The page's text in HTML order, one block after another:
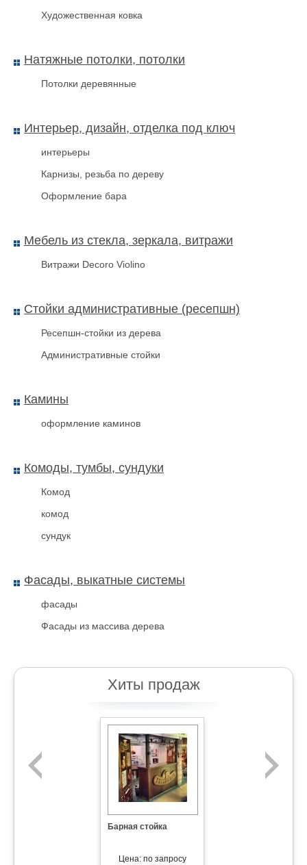
Художественная ковка
Натяжные потолки, потолки
Потолки деревянные
Интерьер, дизайн, отделка под ключ
интерьеры
Карнизы, резьба по дереву
Оформление бара
Мебель из стекла, зеркала, витражи
Витражи Decoro Violino
Стойки административные (ресепшн)
Ресепшн-стойки из дерева
Административные стойки
Камины
оформление каминов
Комоды, тумбы, сундуки
Комод
комод
сундук
Фасады, выкатные системы
фасады
Фасады из массива дерева
Хиты продаж
Барная стойка
Цена: по запросу